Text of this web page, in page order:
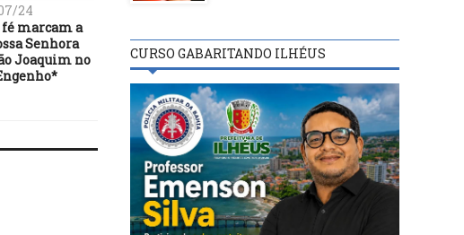
24
marcam a
Senhora
Joaquim no
Cine Comunidade leva
sessão gratuita ao distrito de
Banco do Pedro
nas mãos da justiça!
CURSO GABARITANDO ILHÉUS